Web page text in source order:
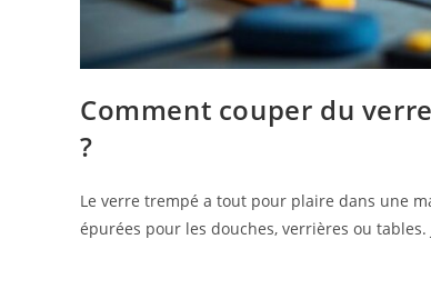
Comment couper du
?
Le verre trempé a tout pour plaire dans une
épurées pour les douches, verrières ou